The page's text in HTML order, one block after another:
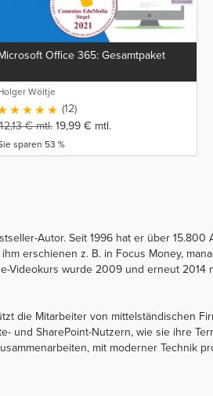
Office 365: Gesamtpaket
Wöltje
(12)
€mtl. 19,99 € mtl.
sparen 53 %
Autor. Seit 1996 hat er über
erschienen z. B. in Focus Money,
Videokurs wurde 2009 und erneut 2014
die Mitarbeiter von mittelständischen
SharePoint-Nutzern, wie sie ihre
mit moderner Technik